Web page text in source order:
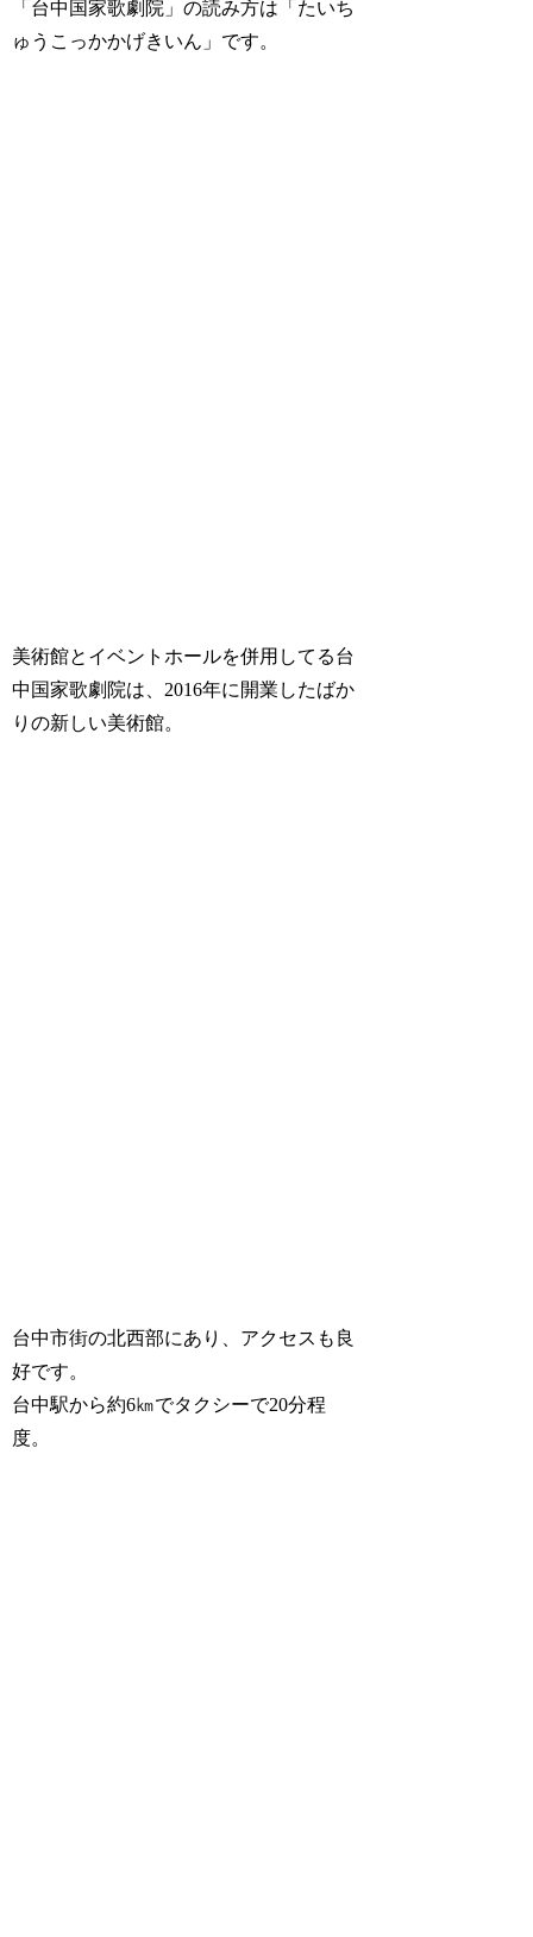
「台中国家歌劇院」の読み方は「たいち
ゅうこっかかげきいん」です。
美術館とイベントホールを併用してる台
中国家歌劇院は、2016年に開業したばか
りの新しい美術館。
台中市街の北西部にあり、アクセスも良
好です。
台中駅から約6㎞でタクシーで20分程
度。